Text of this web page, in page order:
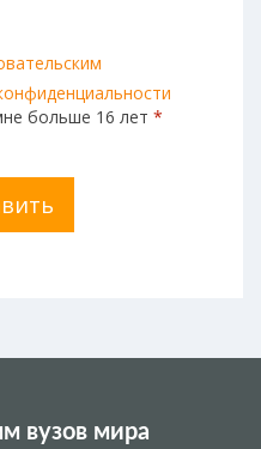
больше 16 лет *
вузов мира